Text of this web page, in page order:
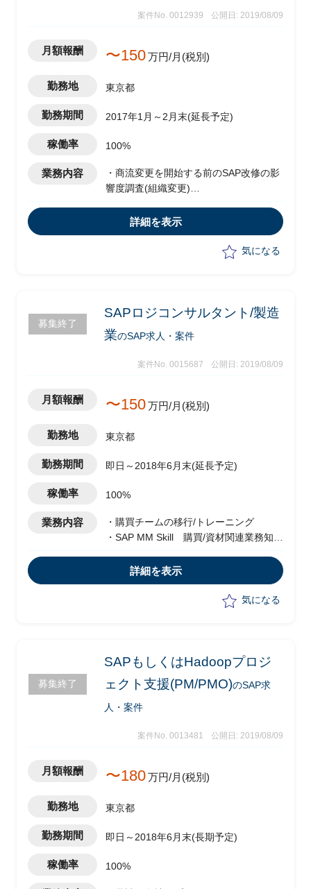
案件No. 0012939 公開日: 2019/08/09
月額報酬 〜150万円/月(税別)
勤務地 東京都
勤務期間 2017年1月～2月末(延長予定)
稼働率 100%
業務内容
・商流変更を開始する前のSAP改修の影
響度調査(組織変更)
に関する影響度調査の実施）
・現行システム調査をした上でハイレベ
詳細を表示
気になる
募集終了
SAPロジコンサルタント/製造
業のSAP求人・案件
案件No. 0015687 公開日: 2019/08/09
月額報酬 〜150万円/月(税別)
勤務地 東京都
勤務期間 即日～2018年6月末(延長予定)
稼働率 100%
業務内容
・購買チームの移行/トレーニング
・SAP MM Skill 購買/資材関連業務知識
・主体的に他メンバーを率いてタスクを
主導
詳細を表示
気になる
募集終了
SAPもしくはHadoopプロジ
ェクト支援(PM/PMO)のSAP求
人・案件
案件No. 0013481 公開日: 2019/08/09
月額報酬 〜180万円/月(税別)
勤務地 東京都
勤務期間 即日～2018年6月末(長期予定)
稼働率 100%